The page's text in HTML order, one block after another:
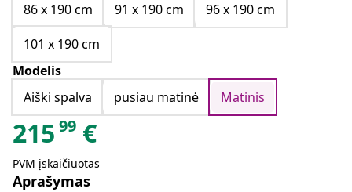
86 x 190 cm
91 x 190 cm
96 x 190 cm
101 x 190 cm
Modelis
Aiški spalva
pusiau matinė Matinis
215 99 €
PVM įskaičiuotas
Aprašymas